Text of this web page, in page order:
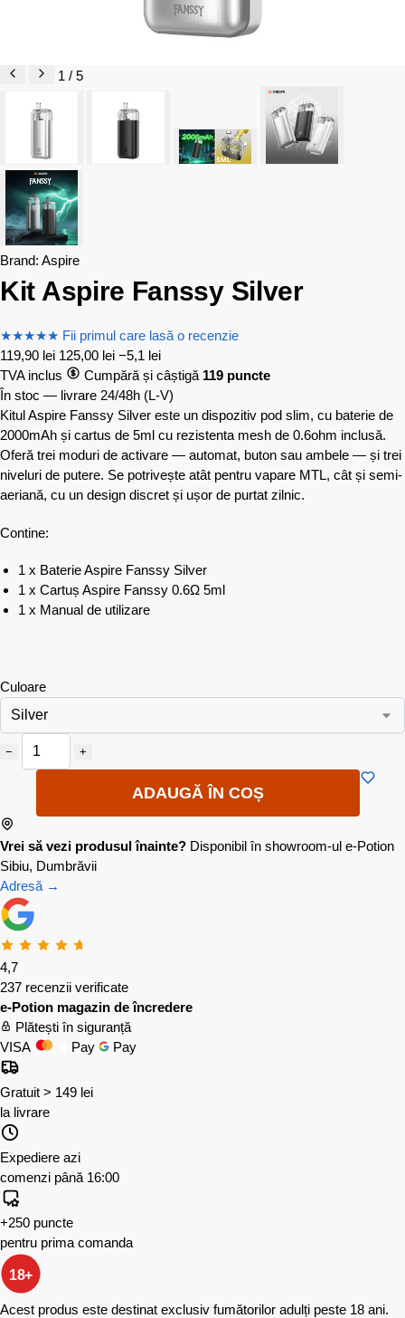
1 / 5
Brand: Aspire
Kit Aspire Fanssy Silver
★★★★★ Fii primul care lasă o recenzie
119,90 lei 125,00 lei −5,1 lei
TVA inclus
Cumpără și câștigă 119 puncte
În stoc — livrare 24/48h (L-V)
Kitul Aspire Fanssy Silver este un dispozitiv pod slim, cu baterie de
2000mAh și cartus de 5ml cu rezistenta mesh de 0.6ohm inclusă.
Oferă trei moduri de activare — automat, buton sau ambele — și trei
niveluri de putere. Se potrivește atât pentru vapare MTL, cât și semi-
aeriană, cu un design discret și ușor de purtat zilnic.
Contine:
1 x Baterie Aspire Fanssy Silver
1 x Cartuș Aspire Fanssy 0.6Ω 5ml
1 x Manual de utilizare
Culoare
− +
ADAUGĂ ÎN COȘ
Vrei să vezi produsul înainte? Disponibil în showroom-ul e-Potion
Sibiu, Dumbrăvii
Adresă →
4,7
237 recenzii verificate
e-Potion magazin de încredere
Plătești în siguranță
VISA
Pay Pay
Gratuit > 149 lei
la livrare
Expediere azi
comenzi până 16:00
+250 puncte
pentru prima comanda
18+
Acest produs este destinat exclusiv fumătorilor adulți peste 18 ani.